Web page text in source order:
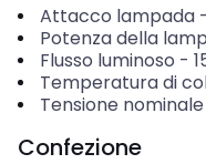
Attacco lampada-
Potenza della
Flusso luminoso -
Temperatura di
Tensione nominale
Confezione